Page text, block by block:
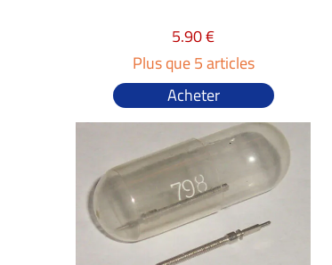
5.90 €
Plus que 5 articles
Acheter